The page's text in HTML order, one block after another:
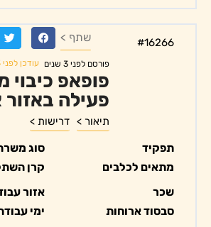
#16266 שתף >
פורסם לפני 3 שנים עודכן לפני 3 שנים
פופאפ כיבוי
פעילה באזור
תיאור > דרישות >
תפקיד
מתאים לכלבים
סוג
קרן
שכר
סבסוד ארוחות
אזור
ימי